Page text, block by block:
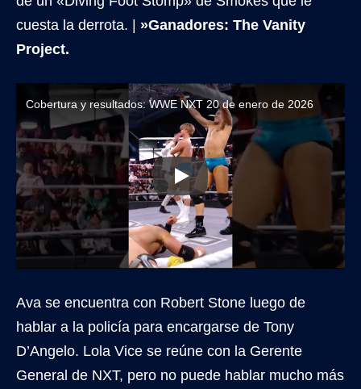
cuesta la derrota. | »Ganadores: The Vanity
Project.
Cobertura y resultados: WWE NXT 20 de enero de 2026
Ava se encuentra con Robert Stone luego de
hablar a la policía para encargarse de Tony
D’Angelo. Lola Vice se reúne con la Gerente
General de NXT, pero no puede hablar mucho más